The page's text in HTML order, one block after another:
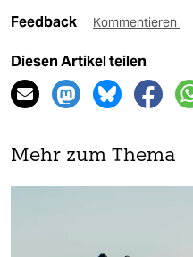
Feedback Kommentieren
Diesen Artikel teilen
Mehr zum Thema